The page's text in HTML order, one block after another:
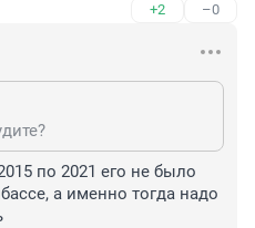
+2 –0
по 2021 его не было
а именно тогда надо